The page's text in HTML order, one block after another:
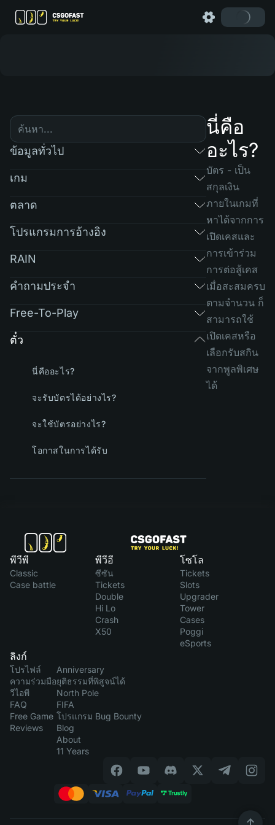
ข้อมูลทั่วไป
เกม
ตลาด
โปรแกรมการอ้างอิง
RAIN
คำถามประจำ
Free-To-Play
ตั๋ว
นี่คืออะไร?
จะรับบัตรได้อย่างไร?
จะใช้บัตรอย่างไร?
โอกาสในการได้รับ
นี่คือ
อะไร?
บัตร - เป็น
สกุลเงิน
ภายในเกมที่
หาได้จากการ
เปิดเคสและ
การเข้าร่วม
การต่อสู้เคส
เมื่อสะสมครบ
ตามจำนวน ก็
สามารถใช้
เปิดเคสหรือ
เลือกรับสกิน
จากพูลพิเศษ
ได้
พีวีพี
Classic
Case battle
พีวีอี
ซีซัน
Tickets
Double
Hi Lo
Crash
X50
โซโล
Tickets
Slots
Upgrader
Tower
Cases
Poggi
eSports
ลิงก์
โปรไฟล์
ความร่วมมือ
วีไอพี
FAQ
Free Game
Reviews
Anniversary
ยุติธรรมที่พิสูจน์ได้
North Pole
FIFA
โปรแกรม Bug Bounty
Blog
About
11 Years